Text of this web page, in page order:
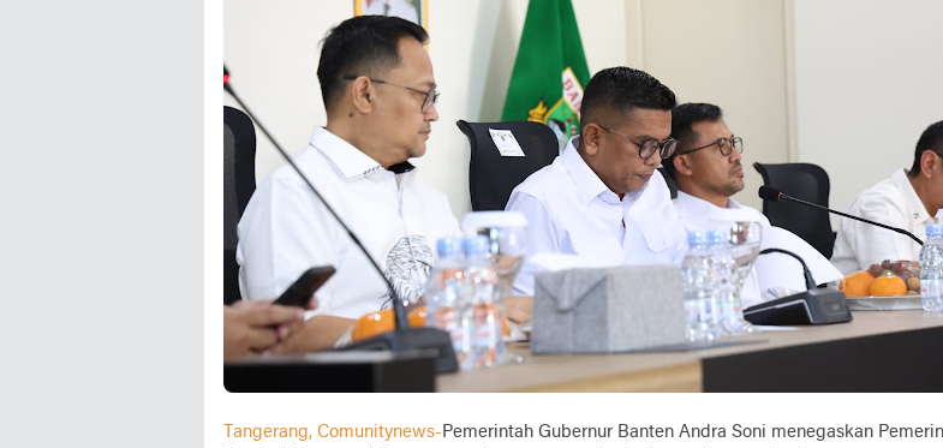
Tangerang, Comunitynews-Pemerintah Gubernur Banten Andra Soni menegaskan